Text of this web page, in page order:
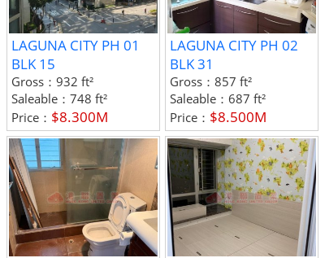
LAGUNA CITY PH 01
BLK 15
Gross： 932 ft²
Saleable： 748 ft²
Price： $8.300M
LAGUNA CITY PH 02
BLK 31
Gross： 857 ft²
Saleable： 687 ft²
Price： $8.500M